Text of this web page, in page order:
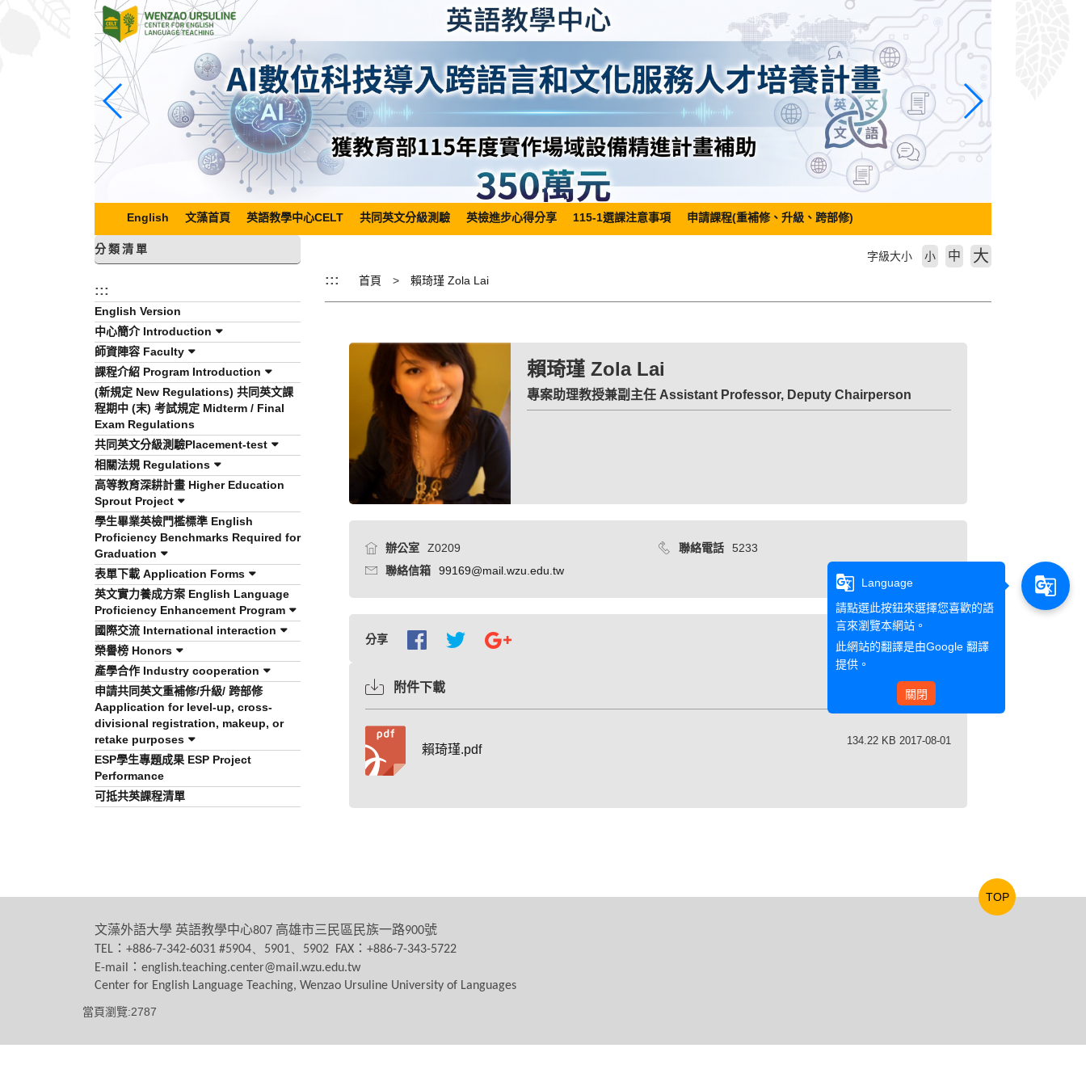
English 文藻首頁 英語教學中心CELT 共同英文分級測驗 英檢進步心得分享 115-1選課注意事項 申請課程(重補修、升級、跨部修)
分類清單
:::
English Version
中心簡介 Introduction
師資陣容 Faculty
課程介紹 Program Introduction
(新規定 New Regulations) 共同英文課
程期中 (末) 考試規定 Midterm / Final
Exam Regulations
共同英文分級測驗Placement-test
相關法規 Regulations
高等教育深耕計畫 Higher Education
Sprout Project
學生畢業英檢門檻標準 English
Proficiency Benchmarks Required for
Graduation
表單下載 Application Forms
英文實力養成方案 English Language
Proficiency Enhancement Program
國際交流 International interaction
榮譽榜 Honors
產學合作 Industry cooperation
申請共同英文重補修/升級/ 跨部修
Aapplication for level-up, cross-
divisional registration, makeup, or
retake purposes
ESP學生專題成果 ESP Project
Performance
可抵共英課程清單
::: 首頁 賴琦瑾 Zola Lai
字級大小 小 中 大
賴琦瑾 Zola Lai
專案助理教授兼副主任 Assistant Professor, Deputy Chairperson
辦公室 Z0209 聯絡電話
5233
聯絡信箱
99169@mail.wzu.edu.tw
分享
附件下載
賴琦瑾.pdf
134.22 KB 2017-08-01
文藻外語大學 英語教學中心807 高雄市三民區民族一路900號
TEL ： +886-7-342-6031 #5904、5901、5902 FAX ： +886-7-343-5722
E-mail
： english.teaching.center@mail.wzu.edu.tw
Center for English Language Teaching, Wenzao Ursuline University of Languages
當頁瀏覽:2787
TOP
g_translate
Language
請點選此按鈕來選擇您喜歡的語
言來瀏覽本網站。
此網站的翻譯是由Google 翻譯
提供。
關閉
g_translate